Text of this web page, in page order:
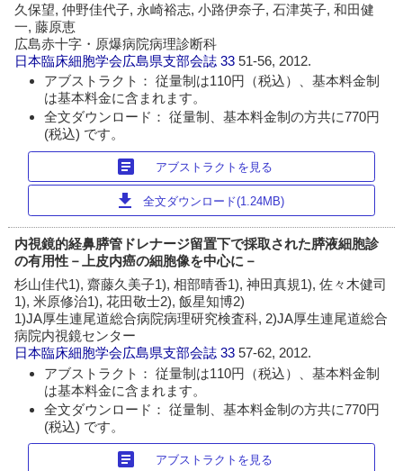
久保望, 仲野佳代子, 永崎裕志, 小路伊奈子, 石津英子, 和田健
一, 藤原恵
広島赤十字・原爆病院病理診断科
日本臨床細胞学会広島県支部会誌 3351-56, 2012.
アブストラクト： 従量制は110円（税込）、基本料金制
は基本料金に含まれます。
全文ダウンロード： 従量制、基本料金制の方共に770円
(税込) です。
article アブストラクトを見る
download 全文ダウンロード(1.24MB)
内視鏡的経鼻膵管ドレナージ留置下で採取された膵液細胞診
の有用性－上皮内癌の細胞像を中心に－
杉山佳代1), 齋藤久美子1), 相部晴香1), 神田真規1), 佐々木健司
1), 米原修治1), 花田敬士2), 飯星知博2)
1)JA厚生連尾道総合病院病理研究検査科, 2)JA厚生連尾道総合
病院内視鏡センター
日本臨床細胞学会広島県支部会誌 3357-62, 2012.
アブストラクト： 従量制は110円（税込）、基本料金制
は基本料金に含まれます。
全文ダウンロード： 従量制、基本料金制の方共に770円
(税込) です。
article アブストラクトを見る